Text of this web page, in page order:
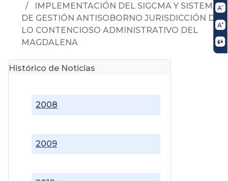
IMPLEMENTACIÓN DEL SIGCMA Y SISTEMA
DE GESTIÓN ANTISOBORNO JURISDICCIÓN DE
LO CONTENCIOSO ADMINISTRATIVO DEL
MAGDALENA
Histórico de Noticias
2008
2009